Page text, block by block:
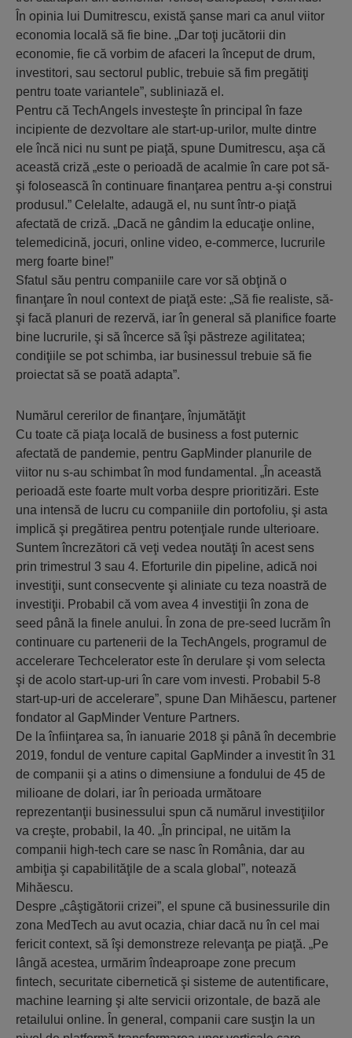
În opinia lui Dumitrescu, există şanse mari ca anul viitor
economia locală să fie bine. „Dar toţi jucătorii din
economie, fie că vorbim de afaceri la început de drum,
investitori, sau sectorul public, trebuie să fim pregătiţi
pentru toate variantele”, subliniază el.
Pentru că TechAngels investeşte în principal în faze
incipiente de dezvoltare ale start-up-urilor, multe dintre
ele încă nici nu sunt pe piaţă, spune Dumitrescu, aşa că
această criză „este o perioadă de acalmie în care pot să-
şi folosească în continuare finanţarea pentru a-şi construi
produsul.” Celelalte, adaugă el, nu sunt într-o piaţă
afectată de criză. „Dacă ne gândim la educaţie online,
telemedicină, jocuri, online video, e-commerce, lucrurile
merg foarte bine!”
Sfatul său pentru companiile care vor să obţină o
finanţare în noul context de piaţă este: „Să fie realiste, să-
şi facă planuri de rezervă, iar în general să planifice foarte
bine lucrurile, şi să încerce să îşi păstreze agilitatea;
condiţiile se pot schimba, iar businessul trebuie să fie
proiectat să se poată adapta”.
Numărul cererilor de finanţare, înjumătăţit
Cu toate că piaţa locală de business a fost puternic
afectată de pandemie, pentru GapMinder planurile de
viitor nu s-au schimbat în mod fundamental. „În această
perioadă este foarte mult vorba despre prioritizări. Este
una intensă de lucru cu companiile din portofoliu, şi asta
implică şi pregătirea pentru potenţiale runde ulterioare.
Suntem încrezători că veţi vedea noutăţi în acest sens
prin trimestrul 3 sau 4. Eforturile din pipeline, adică noi
investiţii, sunt consecvente şi aliniate cu teza noastră de
investiţii. Probabil că vom avea 4 investiţii în zona de
seed până la finele anului. În zona de pre-seed lucrăm în
continuare cu partenerii de la TechAngels, programul de
accelerare Techcelerator este în derulare şi vom selecta
şi de acolo start-up-uri în care vom investi. Probabil 5-8
start-up-uri de accelerare”, spune Dan Mihăescu, partener
fondator al GapMinder Venture Partners.
De la înfiinţarea sa, în ianuarie 2018 şi până în decembrie
2019, fondul de venture capital GapMinder a investit în 31
de companii şi a atins o dimensiune a fondului de 45 de
milioane de dolari, iar în perioada următoare
reprezentanţii businessului spun că numărul investiţiilor
va creşte, probabil, la 40. „În principal, ne uităm la
companii high-tech care se nasc în România, dar au
ambiţia şi capabilităţile de a scala global”, notează
Mihăescu.
Despre „câştigătorii crizei”, el spune că businessurile din
zona MedTech au avut ocazia, chiar dacă nu în cel mai
fericit context, să îşi demonstreze relevanţa pe piaţă. „Pe
lângă acestea, urmărim îndeaproape zone precum
fintech, securitate cibernetică şi sisteme de autentificare,
machine learning şi alte servicii orizontale, de bază ale
retailului online. În general, companii care susţin la un